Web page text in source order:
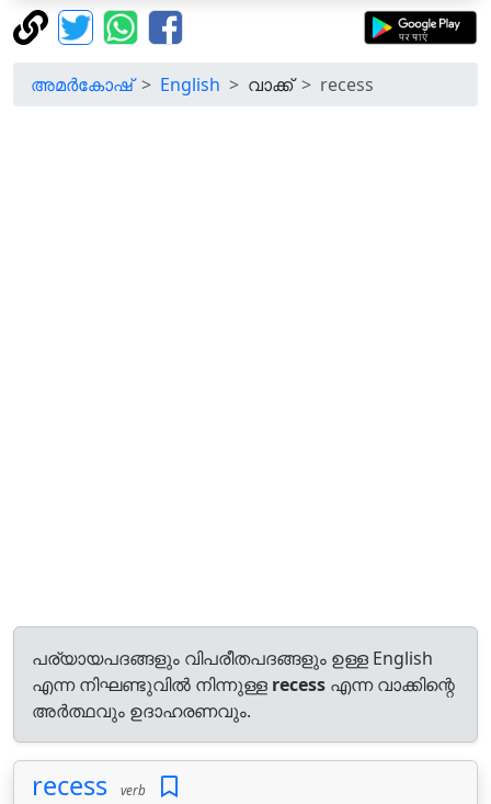
അമർകോഷ് English വാക്ക് recess
പര്യായപദങ്ങളും വിപരീതപദങ്ങളും ഉള്ള English
എന്ന നിഘണ്ടുവിൽ നിന്നുള്ള recess എന്ന വാക്കിന്റെ
അർത്ഥവും ഉദാഹരണവും.
recess verb